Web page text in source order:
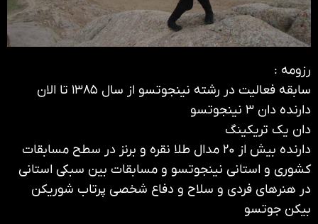
رزومه :
سابقه فعالیت در رشته نینجوتسو از سال ۱۳۸۵ تا الان
دارنده دان ۳ نینجوتسو
دان یک تریکینگ
دارنده بیش از ۲۰ مدال طلا نقره و برنز در سطح مسابقات
کشوری و استانی نینجوتسو و مسابقات بین سبکی استانی
در هنرهای فردی و سلاح و دفاع شخصی پرتاب شوریکن
بیکن جوتسو